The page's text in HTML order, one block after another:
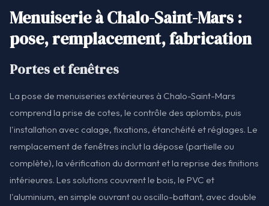
Menuiserie à Chalo-Saint-Mars :
pose, remplacement, fabrication
Portes et fenêtres
La pose de menuiseries extérieures à Chalo-Saint-Mars
comprend la prise de cotes, le contrôle des aplombs, puis
l'installation avec calage, fixations, étanchéité et réglages. Le
remplacement de fenêtres inclut la dépose (partielle ou
complète), la vérification du dormant et la reprise des finitions
intérieures. Les solutions couvrent le bois, le PVC et
l'aluminium, en simple ouvrant ou oscillo-battant, avec double